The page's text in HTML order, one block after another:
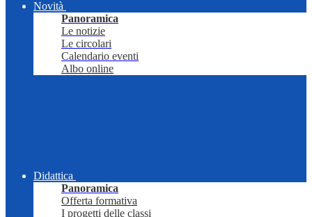
Novità
Panoramica
Le notizie
Le circolari
Calendario eventi
Albo online
Didattica
Panoramica
Offerta formativa
I progetti delle classi